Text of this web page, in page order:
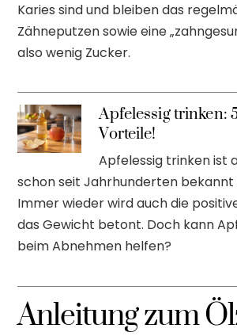
Karies sind und bleiben das
Zähneputzen sowie eine
also wenig Zucker.
Apfelessig trinken:
Vorteile!
Apfelessig trinken ist
schon seit Jahrhunderten bekannt
Immer wieder wird auch die
das Gewicht betont. Doch kann
beim Abnehmen helfen?
Anleitung zum